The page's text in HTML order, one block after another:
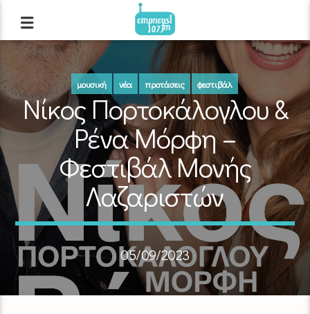
μουσική νέα προτάσεις φεστιβάλ
Νίκος Πορτοκάλογλου &
Ρένα Μόρφη –
Φεστιβάλ Μονής
Λαζαριστών
05/09/2023